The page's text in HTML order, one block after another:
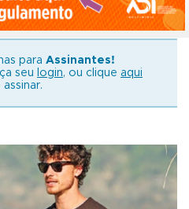
para Assinantes!
seu
login, ou clique aqui